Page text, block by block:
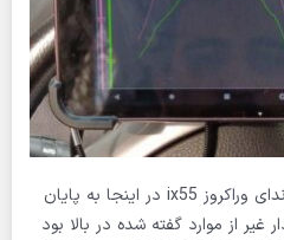
عیب یابی و تست پدال گاز هیوندای وراکروز ix55 در اینجا به پایان
از موارد گفته شده در بالا بود